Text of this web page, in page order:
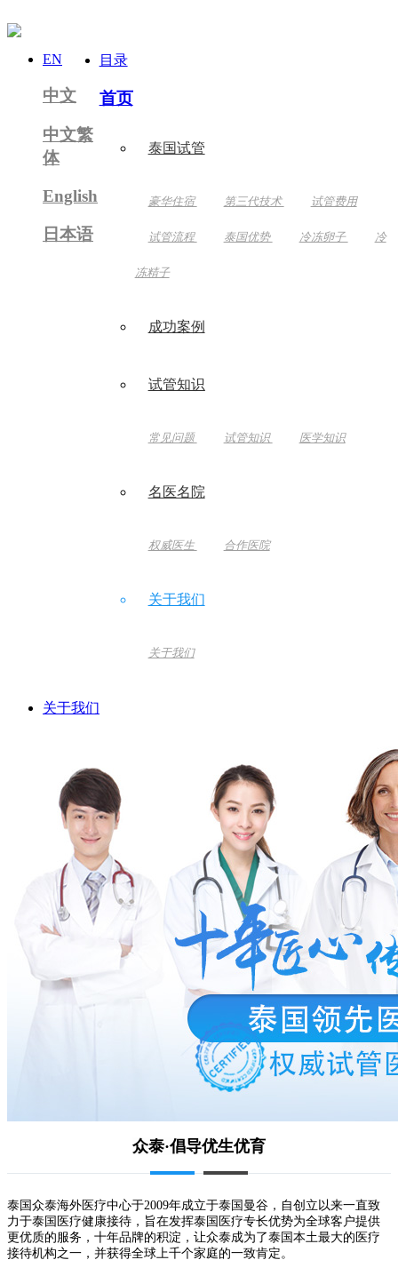
EN
中文
中文繁
体
English
日本语
目录
首页
泰国试管
豪华住宿 第三代技术 试管费用
试管流程 泰国优势 冷冻卵子 冷
冻精子
成功案例
试管知识
常见问题 试管知识 医学知识
名医名院
权威医生 合作医院
关于我们
关于我们
关于我们
众泰·倡导优生优育
泰国众泰海外医疗中心于2009年成立于泰国曼谷 ， 自创立以来一直致
力于泰国医疗健康接待，旨在发挥泰国医疗专长优势为全球客户提供
更优质的服务，十年品牌的积淀，让众泰成为了泰国本土最大的医疗
接待机构之一，并获得全球上千个家庭的一致肯定。